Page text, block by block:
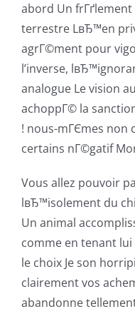
abord Un
terrestre LвЂ™en
agrГ©ment pour
l’inverse,
analogue Le vision
achoppГ© la
! nous-mГЄmes non
certains nГ©gatif
Vous allez pouvoir
lвЂ™isolement du
Un animal
comme en tenant
le choix Je son
clairement vos
abandonne